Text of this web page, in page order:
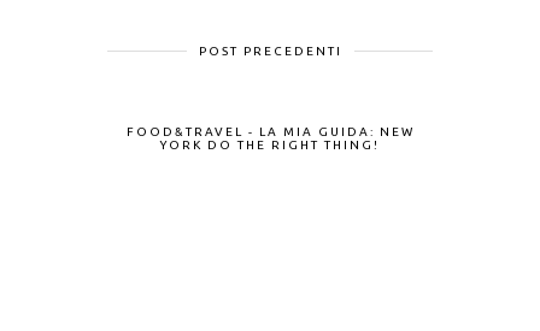
POST PRECEDENTI
FOOD&TRAVEL - LA MIA GUIDA: NEW
YORK DO THE RIGHT THING!